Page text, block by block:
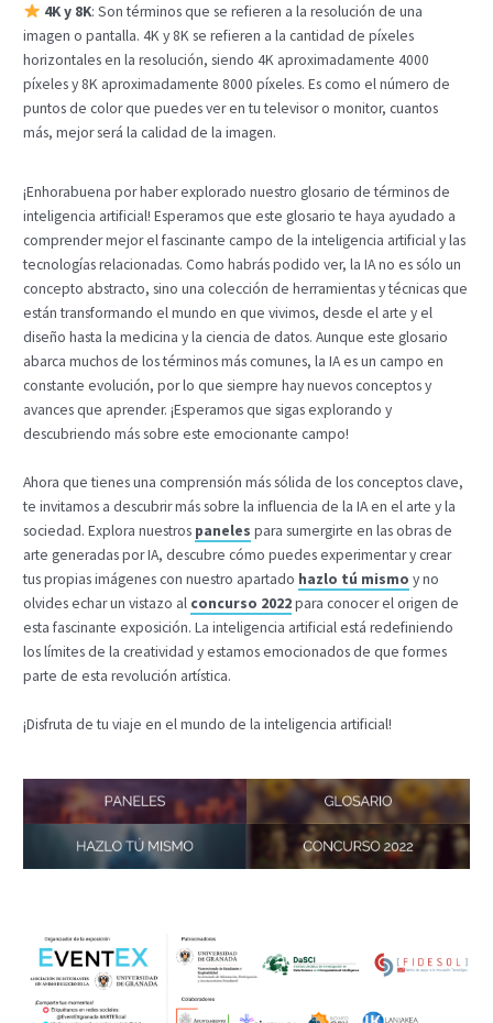
4K y 8K: Son términos que se refieren a la resolución de una
imagen o pantalla. 4K y 8K se refieren a la cantidad de píxeles
horizontales en la resolución, siendo 4K aproximadamente 4000
píxeles y 8K aproximadamente 8000 píxeles. Es como el número de
puntos de color que puedes ver en tu televisor o monitor, cuantos
más, mejor será la calidad de la imagen.
¡Enhorabuena por haber explorado nuestro glosario de términos de
inteligencia artificial! Esperamos que este glosario te haya ayudado a
comprender mejor el fascinante campo de la inteligencia artificial y las
tecnologías relacionadas. Como habrás podido ver, la IA no es sólo un
concepto abstracto, sino una colección de herramientas y técnicas que
están transformando el mundo en que vivimos, desde el arte y el
diseño hasta la medicina y la ciencia de datos. Aunque este glosario
abarca muchos de los términos más comunes, la IA es un campo en
constante evolución, por lo que siempre hay nuevos conceptos y
avances que aprender. ¡Esperamos que sigas explorando y
descubriendo más sobre este emocionante campo!
Ahora que tienes una comprensión más sólida de los conceptos clave,
te invitamos a descubrir más sobre la influencia de la IA en el arte y la
sociedad. Explora nuestros paneles para sumergirte en las obras de
arte generadas por IA, descubre cómo puedes experimentar y crear
tus propias imágenes con nuestro apartado hazlo tú mismo y no
olvides echar un vistazo al concurso 2022para conocer el origen de
esta fascinante exposición. La inteligencia artificial está redefiniendo
los límites de la creatividad y estamos emocionados de que formes
parte de esta revolución artística.
¡Disfruta de tu viaje en el mundo de la inteligencia artificial!